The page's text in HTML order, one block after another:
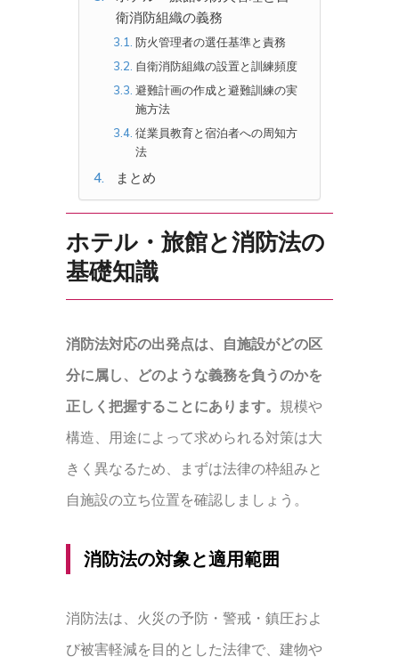
衛消防組織の義務
防火管理者の選任基準と責務
自衛消防組織の設置と訓練頻度
避難計画の作成と避難訓練の実
施方法
従業員教育と宿泊者への周知方
法
まとめ
ホテル・旅館と消防法の
基礎知識
消防法対応の出発点は、自施設がどの区
分に属し、どのような義務を負うのかを
正しく把握することにあります。 規模や
構造、用途によって求められる対策は大
きく異なるため、まずは法律の枠組みと
自施設の立ち位置を確認しましょう。
消防法の対象と適用範囲
消防法は、火災の予防・警戒・鎮圧およ
び被害軽減を目的とした法律で、建物や